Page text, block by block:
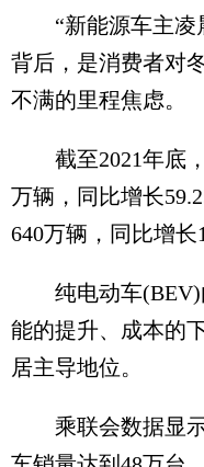
“新能源车主凌
背后，是消费者对
不满的里程焦虑。
截至2021年底，
万辆，同比增长
640万辆，同比增长
纯电动车(BEV)
能的提升、成本的
居主导地位。
乘联会数据显示